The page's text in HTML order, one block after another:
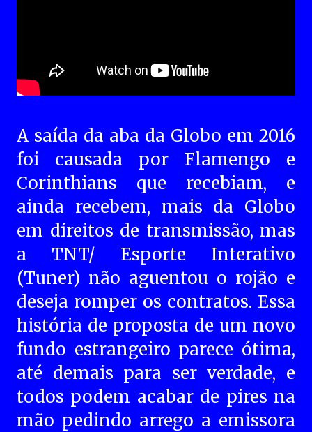
A saída da aba da Globo em 2016
foi causada por Flamengo e
Corinthians que recebiam, e
ainda recebem, mais da Globo
em direitos de transmissão, mas
a TNT/ Esporte Interativo
(Tuner) não aguentou o rojão e
deseja romper os contratos. Essa
história de proposta de um novo
fundo estrangeiro parece ótima,
até demais para ser verdade, e
todos podem acabar de pires na
mão pedindo arrego a emissora